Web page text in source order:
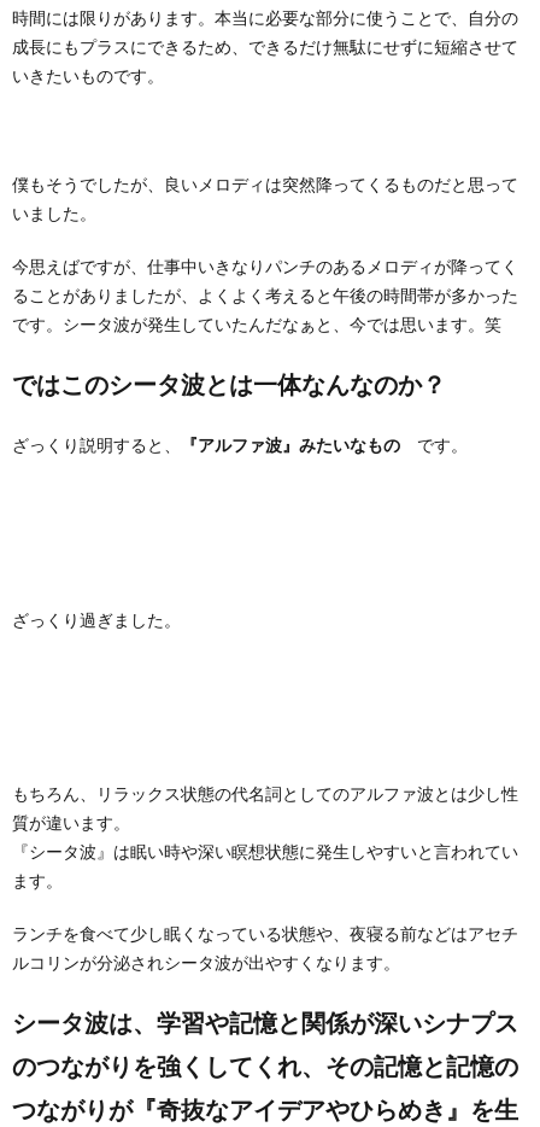
時間には限りがあります。本当に必要な部分に使うことで、自分の
成長にもプラスにできるため、できるだけ無駄にせずに短縮させて
いきたいものです。
僕もそうでしたが、良いメロディは突然降ってくるものだと思って
いました。
今思えばですが、仕事中いきなりパンチのあるメロディが降ってく
ることがありましたが、よくよく考えると午後の時間帯が多かった
です。シータ波が発生していたんだなぁと、今では思います。笑
ではこのシータ波とは一体なんなのか？
ざっくり説明すると、 『アルファ波』みたいなもの です。
ざっくり過ぎました。
もちろん、リラックス状態の代名詞としてのアルファ波とは少し性
質が違います。
『シータ波』は眠い時や深い瞑想状態に発生しやすいと言われてい
ます。
ランチを食べて少し眠くなっている状態や、夜寝る前などはアセチ
ルコリンが分泌されシータ波が出やすくなります。
シータ波は、学習や記憶と関係が深いシナプス
のつながりを強くしてくれ、その記憶と記憶の
つながりが『奇抜なアイデアやひらめき』を生